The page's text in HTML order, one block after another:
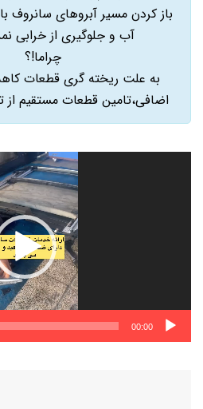
باز کردن مسیر آبروهای سانروف
آب و جلوگیری از خرابی
چراما!؟
به علت ریخته گری قطعات
اضافی،تامین قطعات مستقیم از
00:00